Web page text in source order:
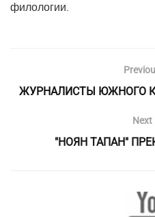
филологии.
ЖУРНАЛИСТЫ ЮЖНОГО
Next
"НОЯН ТАПАН"